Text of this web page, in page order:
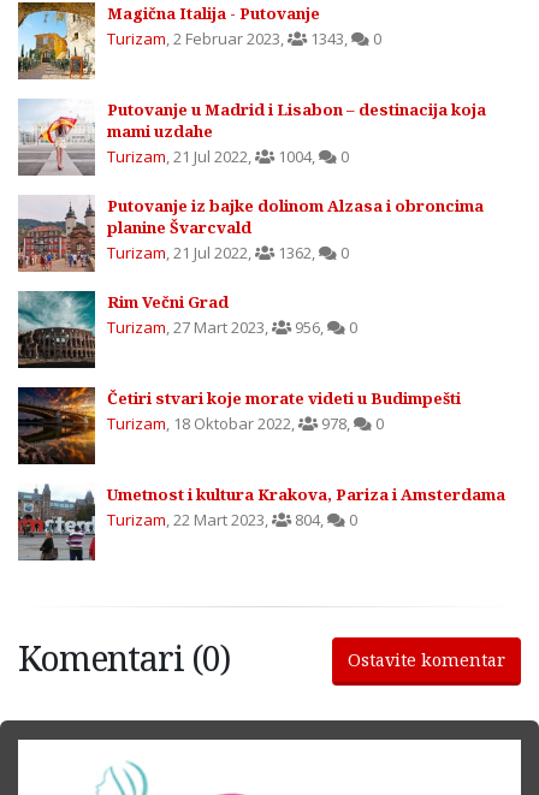
Magična Italija - Putovanje
Turizam 2 Februar 2023 1343 0
Putovanje u Madrid i Lisabon – destinacija koja
mami uzdahe
Turizam 21 Jul 2022 1004, 0
Putovanje iz bajke dolinom Alzasa i obroncima
planine Švarcvald
Turizam 21 Jul 2022 1362 0
Rim Večni Grad
Turizam 27 Mart 2023 956 0
Četiri stvari koje morate videti u Budimpešti
Turizam 18 Oktobar 2022 978 0
Umetnost i kultura Krakova, Pariza i Amsterdama
Turizam 22 Mart 2023 804, 0
Komentari (0) Ostavite komentar